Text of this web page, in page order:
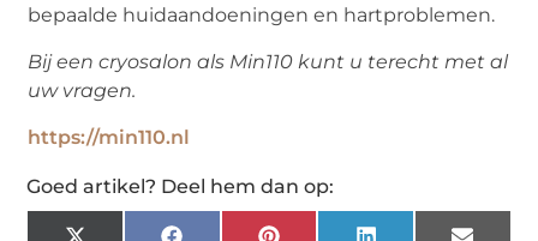
bepaalde huidaandoeningen en hartproblemen.
Bij een cryosalon als Min110 kunt u terecht met al
uw vragen.
https://min110.nl
Goed artikel? Deel hem dan op: